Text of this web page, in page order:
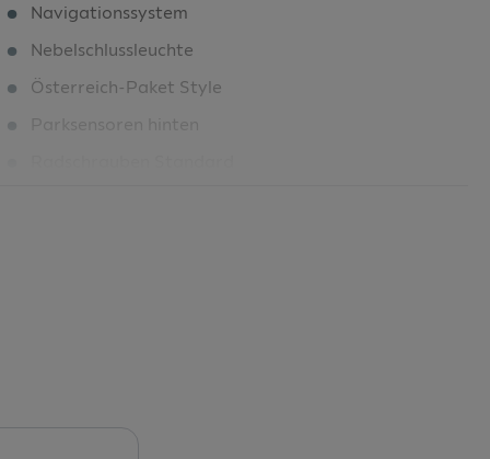
Navigationssystem
Nebelschlussleuchte
Österreich-Paket Style